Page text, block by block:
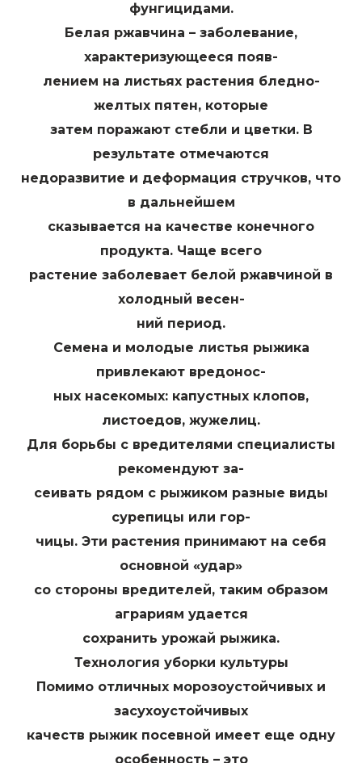
фунгицидами.
Белая ржавчина – заболевание,
характеризующееся появ-
лением на листьях растения бледно-
желтых пятен, которые
затем поражают стебли и цветки. В
результате отмечаются
недоразвитие и деформация стручков, что
в дальнейшем
сказывается на качестве конечного
продукта. Чаще всего
растение заболевает белой ржавчиной в
холодный весен-
ний период.
Семена и молодые листья рыжика
привлекают вредонос-
ных насекомых: капустных клопов,
листоедов, жужелиц.
Для борьбы с вредителями специалисты
рекомендуют за-
сеивать рядом с рыжиком разные виды
сурепицы или гор-
чицы. Эти растения принимают на себя
основной «удар»
со стороны вредителей, таким образом
аграриям удается
сохранить урожай рыжика.
Технология уборки культуры
Помимо отличных морозоустойчивых и
засухоустойчивых
качеств рыжик посевной имеет еще одну
особенность – это